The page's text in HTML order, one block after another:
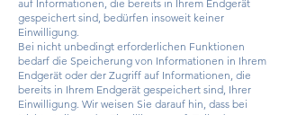
auf Informationen, die bereits in Ihrem Endgerät
gespeichert sind, bedürfen insoweit keiner
Einwilligung.
Bei nicht unbedingt erforderlichen Funktionen
bedarf die Speicherung von Informationen in Ihrem
Endgerät oder der Zugriff auf Informationen, die
bereits in Ihrem Endgerät gespeichert sind, Ihrer
Einwilligung. Wir weisen Sie darauf hin, dass bei